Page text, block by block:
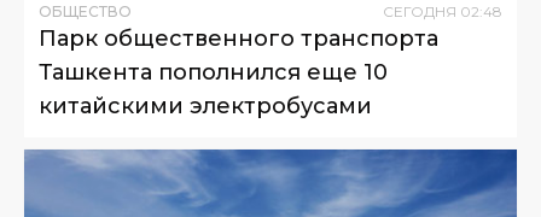
ОБЩЕСТВО СЕГОДНЯ 02:48
Парк общественного транспорта
Ташкента пополнился еще 10
китайскими электробусами